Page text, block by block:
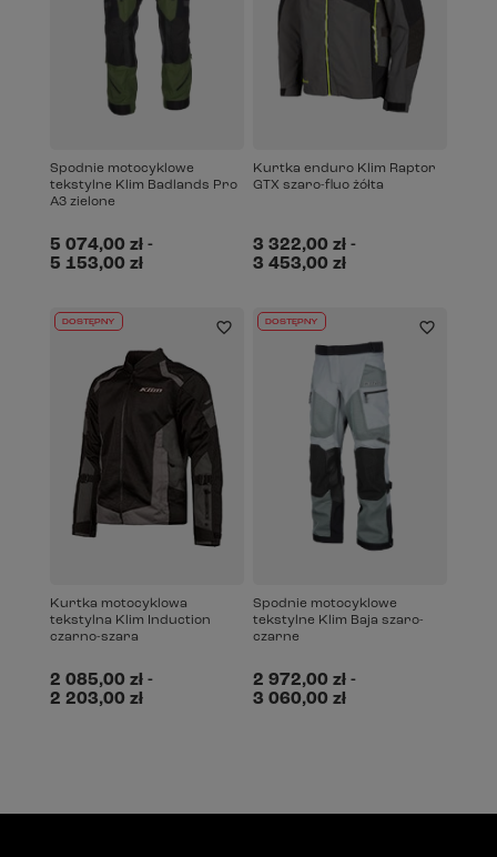
Spodnie motocyklowe
tekstylne Klim Badlands Pro
A3 zielone
5 074,00 zł-
5 153,00 zł
Kurtka enduro Klim Raptor
GTX szaro-fluo żółta
3 322,00 zł-
3 453,00 zł
DOSTĘPNY
Kurtka motocyklowa
tekstylna Klim Induction
czarno-szara
2 085,00 zł-
2 203,00 zł
DOSTĘPNY
Spodnie motocyklowe
tekstylne Klim Baja szaro-
czarne
2 972,00 zł-
3 060,00 zł